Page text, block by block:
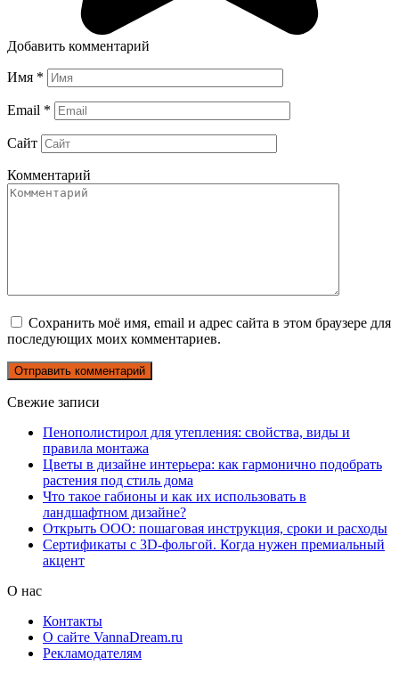
Добавить комментарий
Имя *
Email *
Сайт
Комментарий
Сохранить моё имя, email и адрес сайта в этом браузере для
последующих моих комментариев.
Свежие записи
Пенополистирол для утепления: свойства, виды и
правила монтажа
Цветы в дизайне интерьера: как гармонично подобрать
растения под стиль дома
Что такое габионы и как их использовать в
ландшафтном дизайне?
Открыть ООО: пошаговая инструкция, сроки и расходы
Сертификаты с 3D-фольгой. Когда нужен премиальный
акцент
О нас
Контакты
О сайте VannaDream.ru
Рекламодателям